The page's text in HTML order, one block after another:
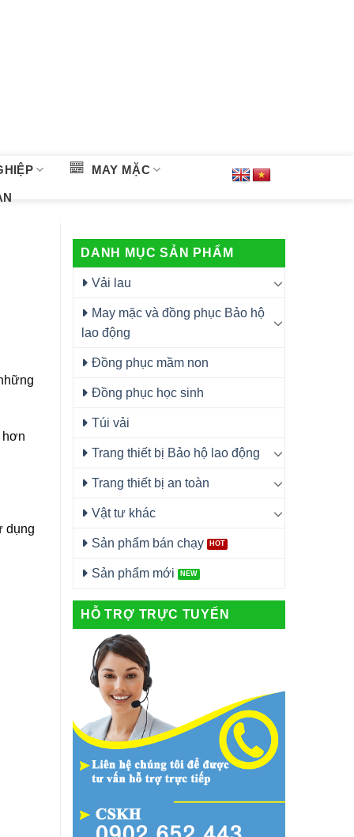
MAY MẶC
hơn
dụng
DANH MỤC SẢN PHẨM
Vải lau
May mặc và đồng phục Bảo hộ
lao động
Đồng phục mầm non
Đồng phục học sinh
Túi vải
Trang thiết bị Bảo hộ lao động
Trang thiết bị an toàn
Vật tư khác
Sản phẩm bán chạy
Sản phẩm mới
HỖ TRỢ TRỰC TUYẾN